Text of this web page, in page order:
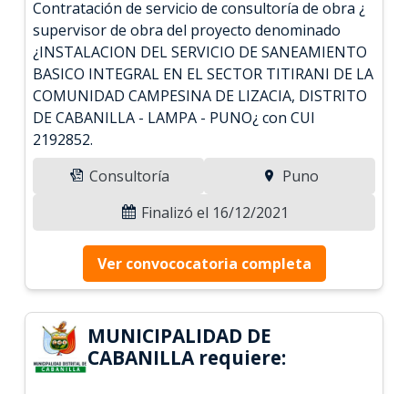
Contratación de servicio de consultoría de obra ¿
supervisor de obra del proyecto denominado
¿INSTALACION DEL SERVICIO DE SANEAMIENTO
BASICO INTEGRAL EN EL SECTOR TITIRANI DE LA
COMUNIDAD CAMPESINA DE LIZACIA, DISTRITO
DE CABANILLA - LAMPA - PUNO¿ con CUI
2192852.
Consultoría
Puno
Finalizó el 16/12/2021
Ver convococatoria completa
MUNICIPALIDAD DE
CABANILLA requiere: